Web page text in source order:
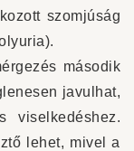
szomjúság
második
javulhat,
viselkedéshez.
lehet, mivel a